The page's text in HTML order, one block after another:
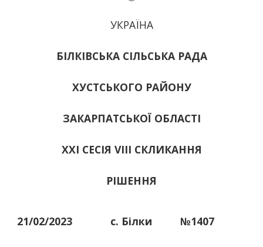
УКРАЇНА
БІЛКІВСЬКА СІЛЬСЬКА РАДА
ХУСТСЬКОГО РАЙОНУ
ЗАКАРПАТСЬКОЇ ОБЛАСТІ
ХХІ СЕСІЯ VIII СКЛИКАННЯ
РІШЕННЯ
21/02/2023 с. Білки №1407